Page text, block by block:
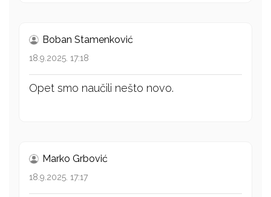
Boban Stamenković
18.9.2025. 17:18
Opet smo naučili nešto novo.
Marko Grbović
18.9.2025. 17:17